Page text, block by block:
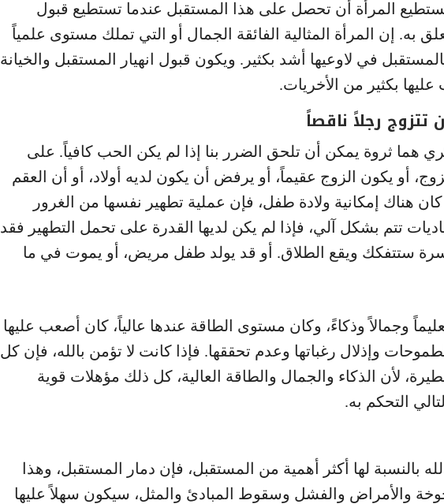
المرأة أن تحصل على هذا المستقبل عندما تستطيع قبول
به. إن المرأة المثالية الفائقة الجمال أو التي تملك مستوى علمياً
في لاوعيها أشد بكثير. ويكون قبول انهيار المستقبل والخيانة
عليها بكثير من الأخريات.
تتزوج رجلاً ناقصاً
هما ثروة يمكن أن تلحق الضرر بنا إذا لم يكن الحب كافياً. على
أو يكون الزوج عقيماً، أو يرفض أن يكون لديه أولاد، أو أن العقم
هناك إمكانية ولادة طفل، فإن عملية تطهير نفسها من الغرور
تتم بشكل آلي، فإذا لم يكن لديها القدرة على تحمل التطهير فقد
ستتفكك ويقع الطلاق. أو قد يولد طفل مريض، أو يموت في ما
وجمالاً وذكاءً، وكان مستوى الطاقة عندها عالياً، كان أصعب عليها
وإذلال رغباتها وعدم تحققها. فإذا كانت لا تؤمن بالله، فإن كل
لأن الذكاء والجمال والطاقة العالية، كل ذلك مؤهلات قوية
التحكم به.
بالنسبة لها أكثر أهمية من المستقبل، فإن دمار المستقبل، وهذا
والأمراض والفشل وسقوط المبادئ والمثل، سيكون سهلاً عليها